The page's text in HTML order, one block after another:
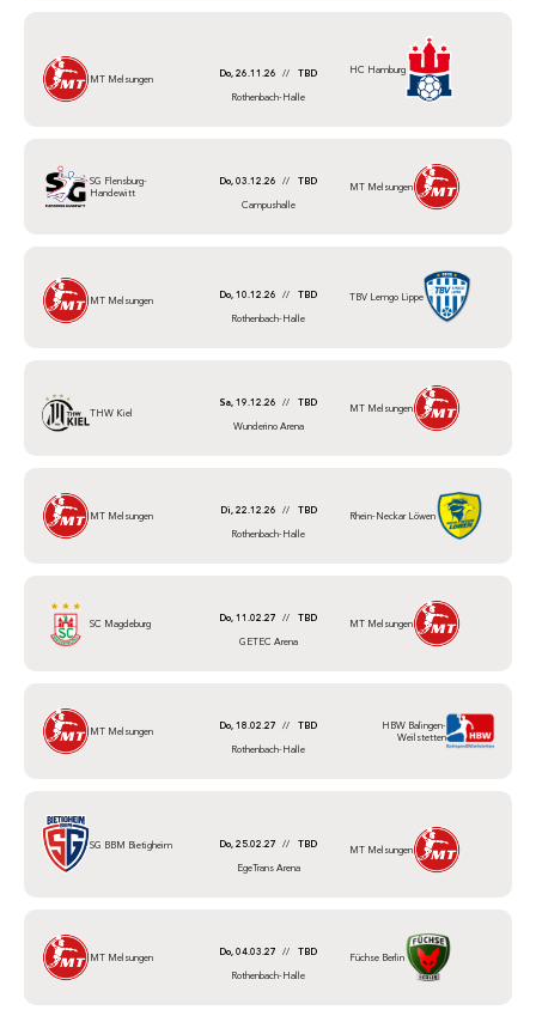
MT Melsungen Do, 26.11.26 //
TBD
Rothenbach-Halle
HC Hamburg
SG Flensburg-
Handewitt
Do, 03.12.26 //
TBD
Campushalle
MT Melsungen
MT Melsungen Do, 10.12.26 //
TBD
Rothenbach-Halle
TBV Lemgo Lippe
THW Kiel
Sa, 19.12.26 //
TBD
Wunderino Arena
MT Melsungen
MT Melsungen Di, 22.12.26 //
TBD
Rothenbach-Halle
Rhein-Neckar Löwen
SC Magdeburg Do, 11.02.27 //
TBD
GETEC Arena
MT Melsungen
MT Melsungen Do, 18.02.27 //
TBD
Rothenbach-Halle
HBW Balingen-
Weilstetten
SG BBM Bietigheim Do, 25.02.27 //
TBD
EgeTrans Arena
MT Melsungen
MT Melsungen Do, 04.03.27 //
TBD
Rothenbach-Halle
Füchse Berlin